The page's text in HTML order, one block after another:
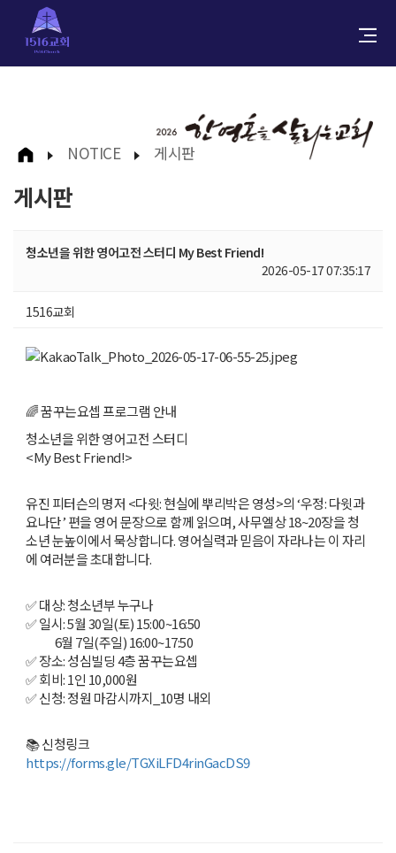
NOTICE 게시판
게시판
청소년을 위한 영어고전 스터디 My Best Friend!
2026-05-17 07:35:17
1516교회
🌈 꿈꾸는요셉 프로그램 안내
청소년을 위한 영어고전 스터디
<My Best Friend!>
유진 피터슨의 명저 <다윗: 현실에 뿌리박은 영성>의 ‘우정: 다윗과
요나단’ 편을 영어 문장으로 함께 읽으며, 사무엘상 18~20장을 청
소년 눈높이에서 묵상합니다. 영어실력과 믿음이 자라나는 이 자리
에 여러분을 초대합니다.
✅️ 대상: 청소년부 누구나
✅️ 일시: 5월 30일(토) 15:00~16:50
6월 7일(주일) 16:00~17:50
✅️ 장소: 성심빌딩 4층 꿈꾸는요셉
✅️ 회비: 1인 10,000원
✅️ 신청: 정원 마감시까지_10명 내외
📚 신청링크
https://forms.gle/TGXiLFD4rinGacDS9